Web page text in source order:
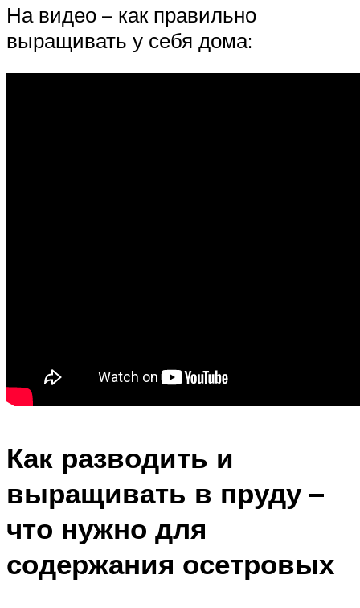
На видео – как правильно
выращивать у себя дома:
Как разводить и
выращивать в пруду –
что нужно для
содержания осетровых